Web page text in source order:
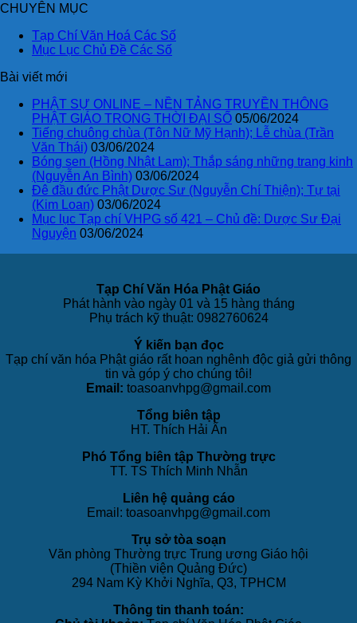
CHUYÊN MỤC
Tạp Chí Văn Hoá Các Số
Mục Lục Chủ Đề Các Số
Bài viết mới
PHẬT SỰ ONLINE – NỀN TẢNG TRUYỀN THÔNG
PHẬT GIÁO TRONG THỜI ĐẠI SỐ 05/06/2024
Tiếng chuông chùa (Tôn Nữ Mỹ Hạnh); Lễ chùa (Trần
Văn Thái) 03/06/2024
Bóng sen (Hồng Nhật Lam); Thắp sáng những trang kinh
(Nguyễn An Bình) 03/06/2024
Đê đầu đức Phật Dược Sư (Nguyễn Chí Thiện); Tự tại
(Kim Loan) 03/06/2024
Mục lục Tạp chí VHPG số 421 – Chủ đề: Dược Sư Đại
Nguyện 03/06/2024
Tạp Chí Văn Hóa Phật Giáo
Phát hành vào ngày 01 và 15 hàng tháng
Phụ trách kỹ thuật: 0982760624
Ý kiến bạn đọc
Tạp chí văn hóa Phật giáo rất hoan nghênh độc giả gửi thông
tin và góp ý cho chúng tôi!
Email: toasoanvhpg@gmail.com
Tổng biên tập
HT. Thích Hải Ấn
Phó Tổng biên tập Thường trực
TT. TS Thích Minh Nhẫn
Liên hệ quảng cáo
Email: toasoanvhpg@gmail.com
Trụ sở tòa soạn
Văn phòng Thường trực Trung ương Giáo hội
(Thiền viện Quảng Đức)
294 Nam Kỳ Khởi Nghĩa, Q3, TPHCM
Thông tin thanh toán: